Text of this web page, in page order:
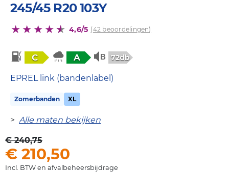
245/45 R20 103Y
4,6/5 (42 beoordelingen)
C A 72db
EPREL link (bandenlabel)
Zomerbanden XL
> Alle maten bekijken
€ 240,75
€ 210,50
Incl. BTW en afvalbeheersbijdrage